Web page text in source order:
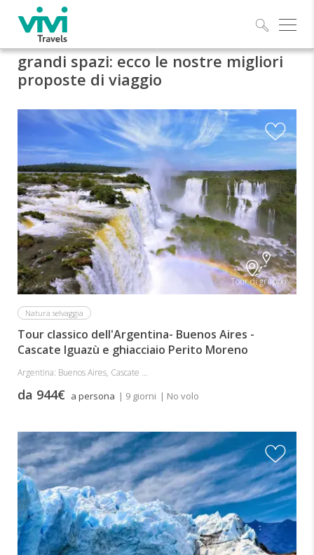
grandi spazi: ecco le nostre migliori
proposte di viaggio
Tour di gruppo
Natura selvaggia
Tour classico dell'Argentina- Buenos Aires -
Cascate Iguazù e ghiacciaio Perito Moreno
Argentina: Buenos Aires, Cascate ...
da 944€ a persona | 9 giorni | No volo